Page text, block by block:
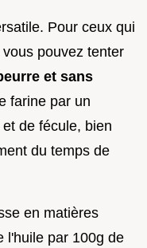
Pour ceux qui
pouvez tenter
et sans
farine par un
de fécule, bien
du temps de
en matières
l'huile par 100g de